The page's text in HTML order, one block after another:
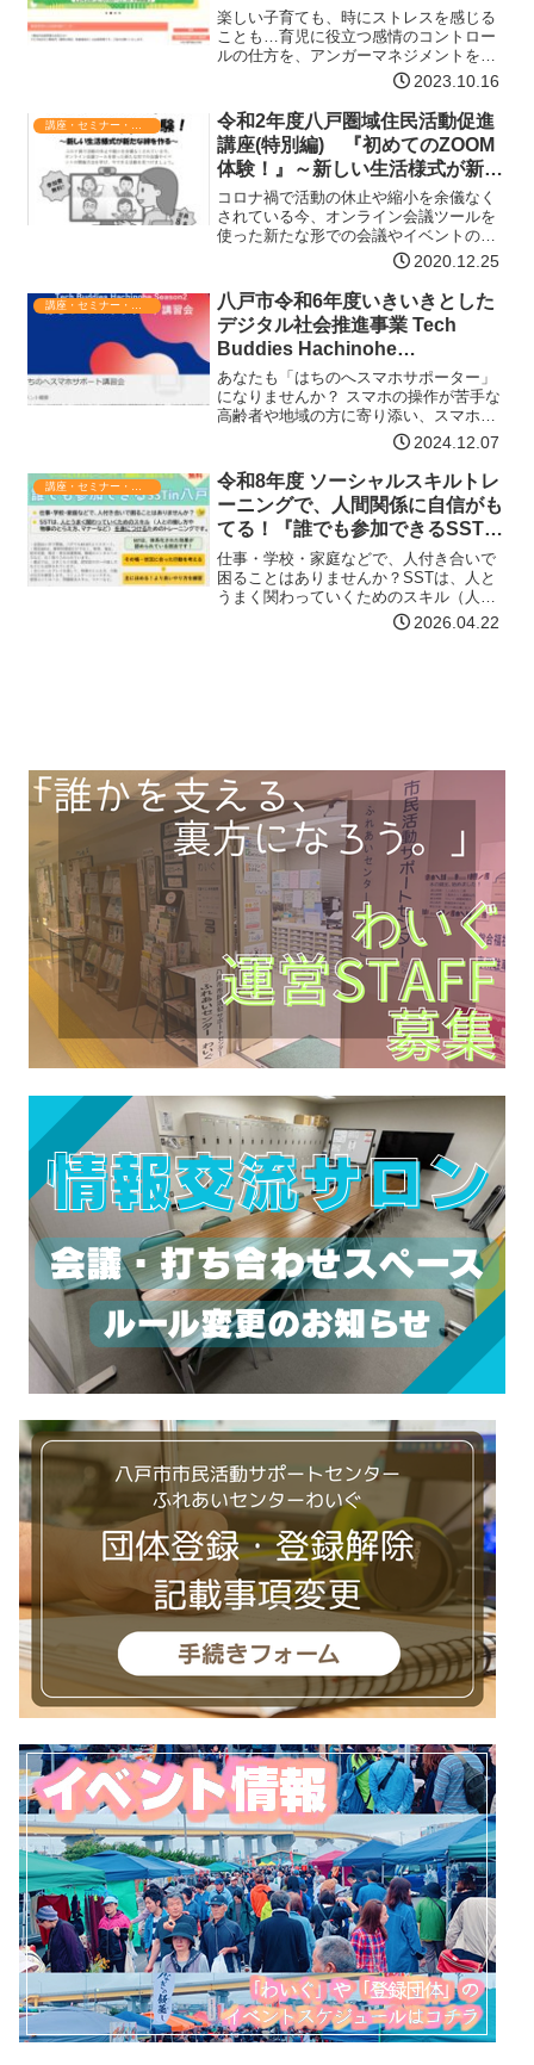
と上手く付き合う～」
楽しい子育ても、時にストレスを感じる
ことも…育児に役立つ感情のコントロー
ルの仕方を、アンガーマネジメントを通
じて学んでみませんか？日時令和5年12月
2日(土) 10:00～11:30会場アピオあおも
り 2階 小研修室2 ※参加無料対象県内
に…【詳細はコチラ】
2023.10.16
講座・セミナー・表彰
令和2年度八戸圏域住民活動促進
講座(特別編) 『初めてのZOOM
体験！』～新しい生活様式が新た
な絆を作る～
コロナ禍で活動の休止や縮小を余儀なく
されている今、オンライン会議ツールを
使った新たな形での会議やイベントの開
催方法を学び、今できる活動を見つけま
しょう。日時令和3年1月20日(水)13:30～
15:30場所八戸市市民活動サポートセンタ
ー『ふ…【詳細はコチラ】
2020.12.25
講座・セミナー・表彰
八戸市令和6年度いきいきとした
デジタル社会推進事業 Tech
Buddies Hachinohe
Season2『はちのへスマホサポ
ート講習会』
あなたも「はちのへスマホサポーター」
になりませんか？ スマホの操作が苦手な
高齢者や地域の方に寄り添い、スマホの
使い方をお手伝いする方法やスマホの基
本を学ぶ「はちのへスマホサポート講習
会」を開催します。 高齢者と接する機会
の多い方、地域ボラン…【詳細はコチ
ラ】
2024.12.07
令和8年度 ソーシャルスキルトレ
ーニングで、人間関係に自信がも
てる！『誰でも参加できるSST in
八戸』
仕事・学校・家庭などで、人付き合いで
困ることはありませんか？SSTは、人と
うまく関わっていくためのスキル（人と
の接し方や物事のとらえ方、マナーな
ど）を身につけるためのトレーニングで
2026.04.22